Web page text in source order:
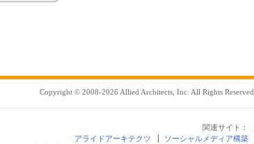
Copyright © 2008-2026 Allied Architects, Inc. All Rights Reserved.
関連サイト：
アライドアーキテクツ
ソーシャルメディア構築